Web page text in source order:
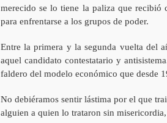
merecido se lo tiene la paliza que recibió
para enfrentarse a los grupos de poder.
Entre la primera y la segunda vuelta del
aquel candidato contestatario y
faldero del modelo económico que desde
No debiéramos sentir lástima por el que
alguien a quien lo trataron sin